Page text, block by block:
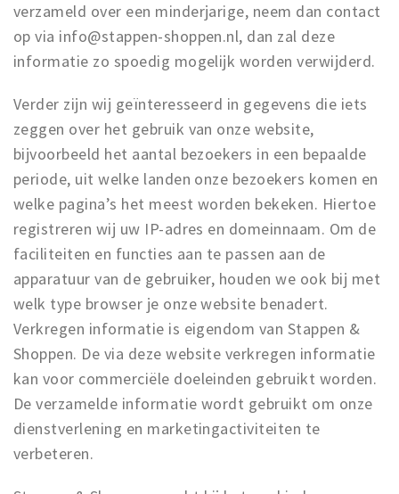
verzameld over een minderjarige, neem dan contact
op via info@stappen-shoppen.nl, dan zal deze
informatie zo spoedig mogelijk worden verwijderd.
Verder zijn wij geïnteresseerd in gegevens die iets
zeggen over het gebruik van onze website,
bijvoorbeeld het aantal bezoekers in een bepaalde
periode, uit welke landen onze bezoekers komen en
welke pagina’s het meest worden bekeken. Hiertoe
registreren wij uw IP-adres en domeinnaam. Om de
faciliteiten en functies aan te passen aan de
apparatuur van de gebruiker, houden we ook bij met
welk type browser je onze website benadert.
Verkregen informatie is eigendom van Stappen &
Shoppen. De via deze website verkregen informatie
kan voor commerciële doeleinden gebruikt worden.
De verzamelde informatie wordt gebruikt om onze
dienstverlening en marketingactiviteiten te
verbeteren.